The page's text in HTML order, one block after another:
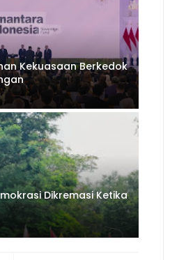
Kekuasaan Berkedok
Dikremasi Ketika